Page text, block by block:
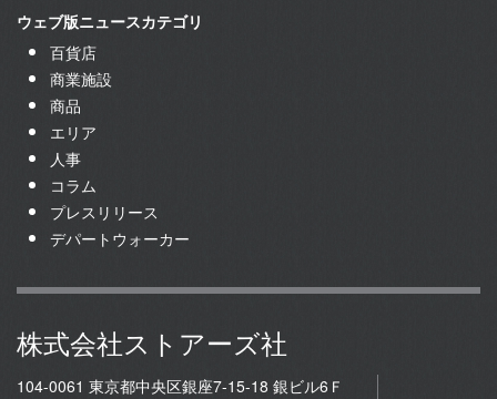
ウェブ版ニュースカテゴリ
百貨店
商業施設
商品
エリア
人事
コラム
プレスリリース
デパートウォーカー
株式会社ストアーズ社
104-0061 東京都中央区銀座7-15-18 銀ビル6Ｆ